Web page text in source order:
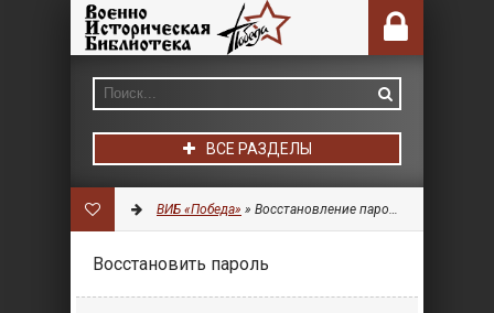
ВСЕ РАЗДЕЛЫ
ВИБ «Победа» » Восстановление пароля
Восстановить пароль